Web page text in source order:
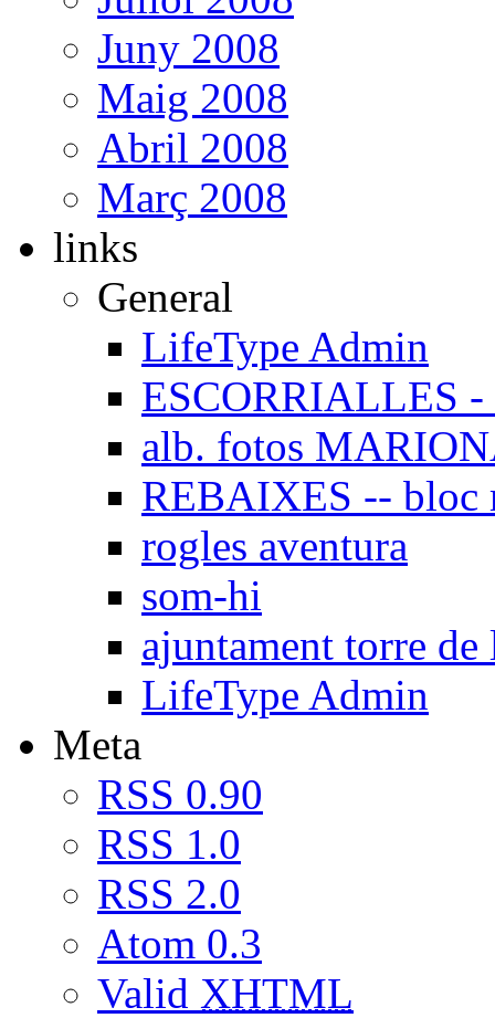
Juny 2008
Maig 2008
Abril 2008
Març 2008
links
General
LifeType Admin
ESCORRIALLES -
alb. fotos
REBAIXES -- bloc
rogles aventura
som-hi
ajuntament torre de
LifeType Admin
Meta
RSS 0.90
RSS 1.0
RSS 2.0
Atom 0.3
Valid XHTML